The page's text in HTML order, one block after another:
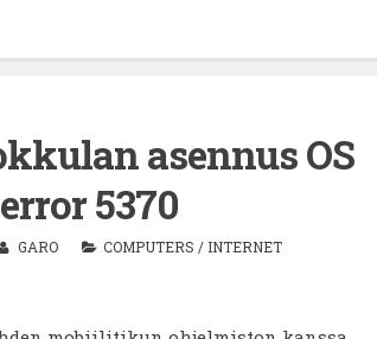
asennus OS
5370
GARO COMPUTERS / INTERNET